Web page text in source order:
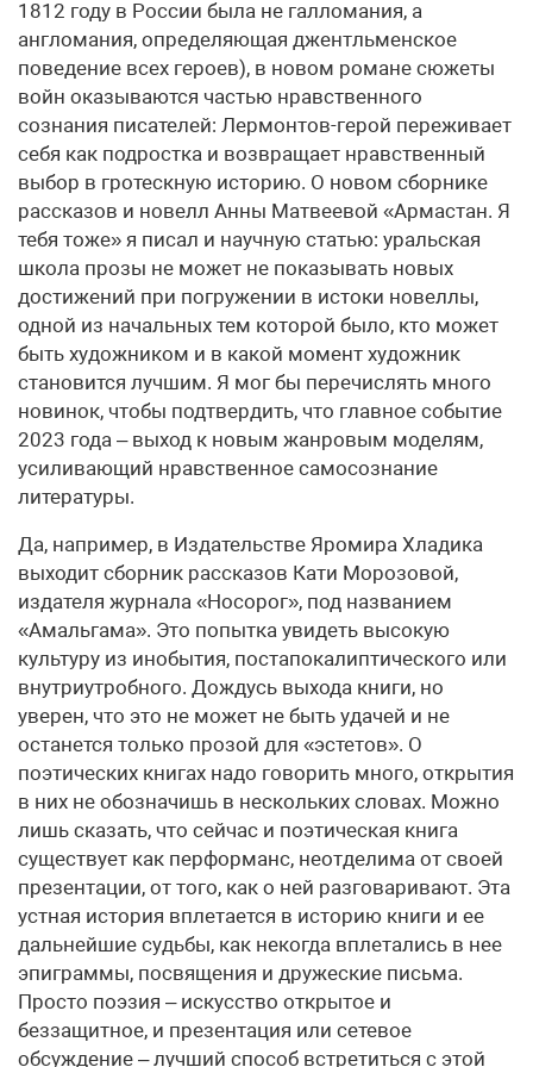
1812 году в России была не галломания, а
англомания, определяющая джентльменское
поведение всех героев), в новом романе сюжеты
войн оказываются частью нравственного
сознания писателей: Лермонтов-герой переживает
себя как подростка и возвращает нравственный
выбор в гротескную историю. О новом сборнике
рассказов и новелл Анны Матвеевой «Армастан. Я
тебя тоже» я писал и научную статью: уральская
школа прозы не может не показывать новых
достижений при погружении в истоки новеллы,
одной из начальных тем которой было, кто может
быть художником и в какой момент художник
становится лучшим. Я мог бы перечислять много
новинок, чтобы подтвердить, что главное событие
2023 года – выход к новым жанровым моделям,
усиливающий нравственное самосознание
литературы.
Да, например, в Издательстве Яромира Хладика
выходит сборник рассказов Кати Морозовой,
издателя журнала «Носорог», под названием
«Амальгама». Это попытка увидеть высокую
культуру из инобытия, постапокалиптического или
внутриутробного. Дождусь выхода книги, но
уверен, что это не может не быть удачей и не
останется только прозой для «эстетов». О
поэтических книгах надо говорить много, открытия
в них не обозначишь в нескольких словах. Можно
лишь сказать, что сейчас и поэтическая книга
существует как перформанс, неотделима от своей
презентации, от того, как о ней разговаривают. Эта
устная история вплетается в историю книги и ее
дальнейшие судьбы, как некогда вплетались в нее
эпиграммы, посвящения и дружеские письма.
Просто поэзия – искусство открытое и
беззащитное, и презентация или сетевое
обсуждение – лучший способ встретиться с этой